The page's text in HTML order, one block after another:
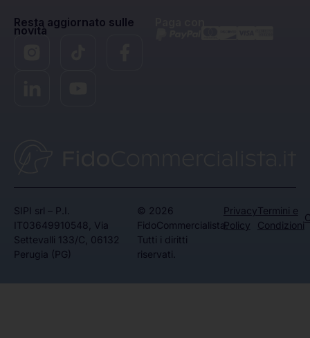
Resta aggiornato sulle
novità
SIPI srl – P.I.
IT03649910548, Via
Settevalli 133/C, 06132
Perugia (PG)
© 2026
FidoCommercialista.
Tutti i diritti
riservati.
Privacy
Policy
Termini e
Condizioni